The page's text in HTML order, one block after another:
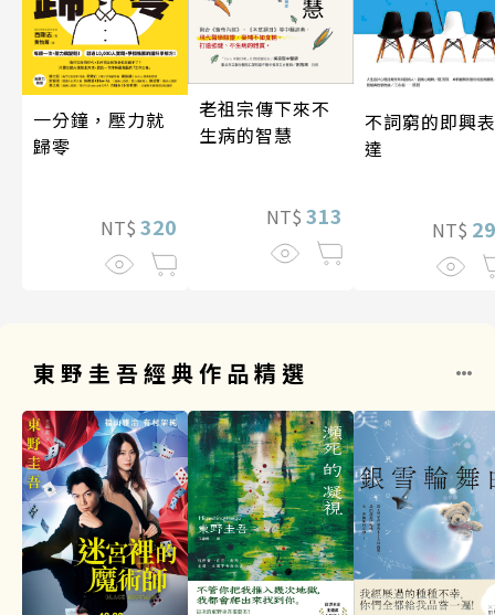
一分鐘，壓力就
歸零
NT$ 320
老祖宗傳下來不
生病的智慧
NT$ 313
不詞窮的即興表
達
NT$
東野圭吾經典作品精選